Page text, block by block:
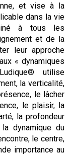
et vise à la
dans la vie
à tous les
et de la
leur approche
« dynamiques
utilise
la verticalité,
le lâcher
le plaisir, la
la profondeur
dynamique du
le centre,
importance au